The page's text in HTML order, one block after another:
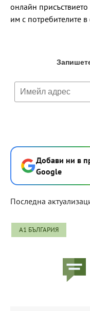
онлайн
им с потребителите
Добави ни в
Google
Последна
А1 БЪЛГАРИЯ